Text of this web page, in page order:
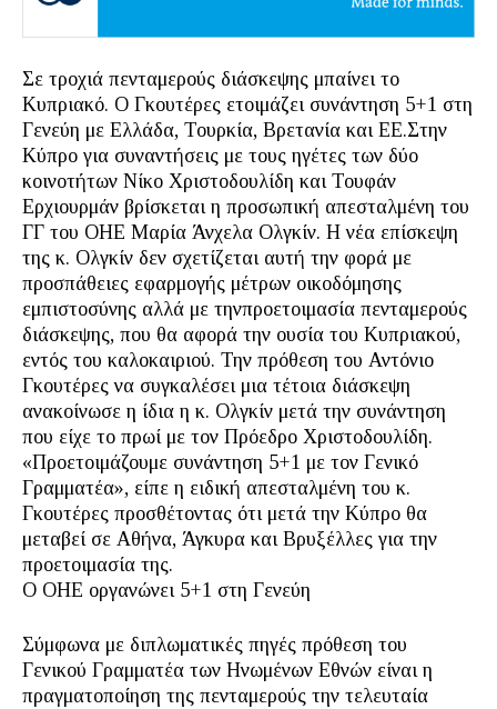
Σε τροχιά πενταμερούς διάσκεψης μπαίνει το
Κυπριακό. Ο Γκουτέρες ετοιμάζει συνάντηση 5+1 στη
Γενεύη με Ελλάδα, Τουρκία, Βρετανία και ΕΕ.Στην
Κύπρο για συναντήσεις με τους ηγέτες των δύο
κοινοτήτων Νίκο Χριστοδουλίδη και Τουφάν
Ερχιουρμάν βρίσκεται η προσωπική απεσταλμένη του
ΓΓ του ΟΗΕ Μαρία Άνχελα Ολγκίν. Η νέα επίσκεψη
της κ. Ολγκίν δεν σχετίζεται αυτή την φορά με
προσπάθειες εφαρμογής μέτρων οικοδόμησης
εμπιστοσύνης αλλά με τηνπροετοιμασία πενταμερούς
διάσκεψης, που θα αφορά την ουσία του Κυπριακού,
εντός του καλοκαιριού. Την πρόθεση του Αντόνιο
Γκουτέρες να συγκαλέσει μια τέτοια διάσκεψη
ανακοίνωσε η ίδια η κ. Ολγκίν μετά την συνάντηση
που είχε το πρωί με τον Πρόεδρο Χριστοδουλίδη.
«Προετοιμάζουμε συνάντηση 5+1 με τον Γενικό
Γραμματέα», είπε η ειδική απεσταλμένη του κ.
Γκουτέρες προσθέτοντας ότι μετά την Κύπρο θα
μεταβεί σε Αθήνα, Άγκυρα και Βρυξέλλες για την
προετοιμασία της.
O ΟΗΕ οργανώνει 5+1 στη Γενεύη
Σύμφωνα με διπλωματικές πηγές πρόθεση του
Γενικού Γραμματέα των Ηνωμένων Εθνών είναι η
πραγματοποίηση της πενταμερούς την τελευταία